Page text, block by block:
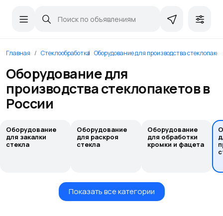
Главная Стеклообработка Оборудование для производства
Оборудование для
производства стеклопакетов в
России
Оборудование
для закалки
стекла
Оборудование
для раскроя
стекла
Оборудование
для обработки
кромки и фацета
Показать все категории